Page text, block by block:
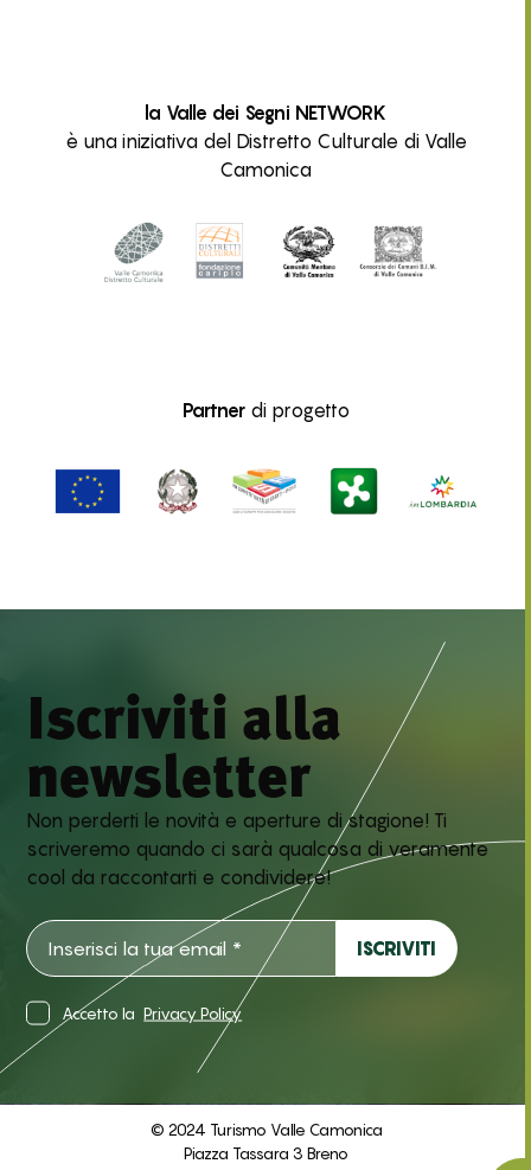
la Valle dei Segni NETWORK
è una iniziativa del Distretto Culturale di Valle
Camonica
Partnerdi progetto
Iscriviti alla
newsletter
Non perderti le novità e aperture di stagione! Ti
scriveremo quando ci sarà qualcosa di veramente
cool da raccontarti e condividere!
Accetto la Privacy Policy
© 2024 Turismo Valle Camonica
Piazza Tassara 3 Breno